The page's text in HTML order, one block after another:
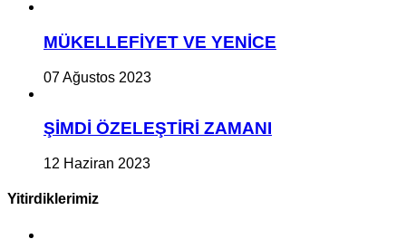
MÜKELLEFİYET VE YENİCE
07 Ağustos 2023
ŞİMDİ ÖZELEŞTİRİ ZAMANI
12 Haziran 2023
Yitirdiklerimiz